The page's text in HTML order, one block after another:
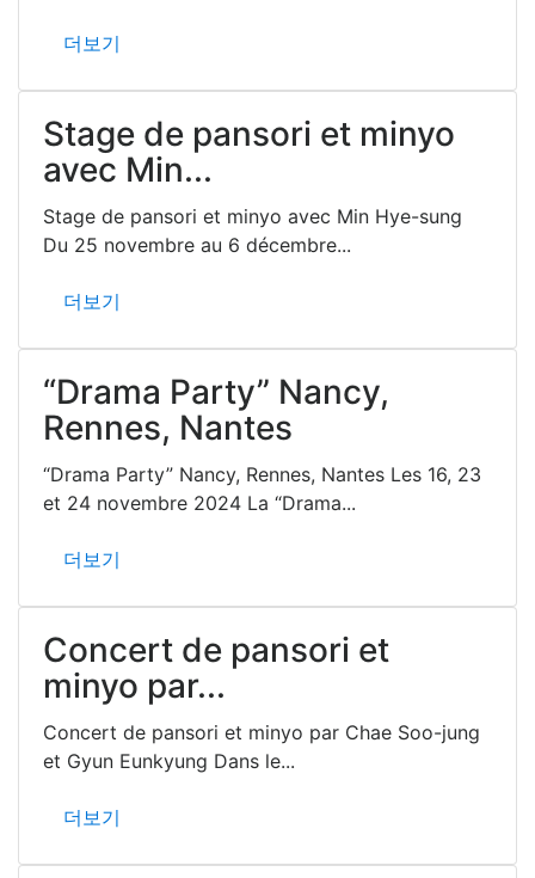
더보기
Stage de pansori et minyo
avec Min...
Stage de pansori et minyo avec Min Hye-sung
Du 25 novembre au 6 décembre...
더보기
“Drama Party” Nancy,
Rennes, Nantes
“Drama Party” Nancy, Rennes, Nantes Les 16, 23
et 24 novembre 2024 La “Drama...
더보기
Concert de pansori et
minyo par...
Concert de pansori et minyo par Chae Soo-jung
et Gyun Eunkyung Dans le...
더보기